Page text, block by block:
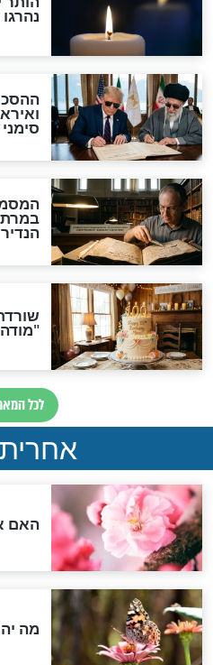
על הדשא של
של אשת
לכם לא
זמר
האחים
בפיגועים?